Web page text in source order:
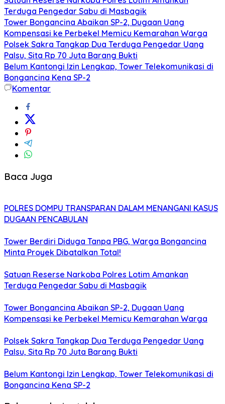
Terduga Pengedar Sabu di Masbagik
Tower Bongancina Abaikan SP-2, Dugaan Uang
Kompensasi ke Perbekel Memicu Kemarahan Warga
Polsek Sakra Tangkap Dua Terduga Pengedar Uang
Palsu, Sita Rp 70 Juta Barang Bukti
Belum Kantongi Izin Lengkap, Tower Telekomunikasi di
Bongancina Kena SP-2
Komentar
Baca Juga
POLRES DOMPU TRANSPARAN DALAM MENANGANI KASUS
DUGAAN PENCABULAN
Tower Berdiri Diduga Tanpa PBG, Warga Bongancina
Minta Proyek Dibatalkan Total!
Satuan Reserse Narkoba Polres Lotim Amankan
Terduga Pengedar Sabu di Masbagik
Tower Bongancina Abaikan SP-2, Dugaan Uang
Kompensasi ke Perbekel Memicu Kemarahan Warga
Polsek Sakra Tangkap Dua Terduga Pengedar Uang
Palsu, Sita Rp 70 Juta Barang Bukti
Belum Kantongi Izin Lengkap, Tower Telekomunikasi di
Bongancina Kena SP-2